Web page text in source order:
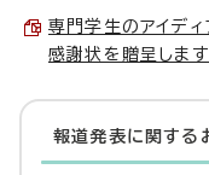
専門学生のアイデ
感謝状を贈呈しま
報道発表に関する